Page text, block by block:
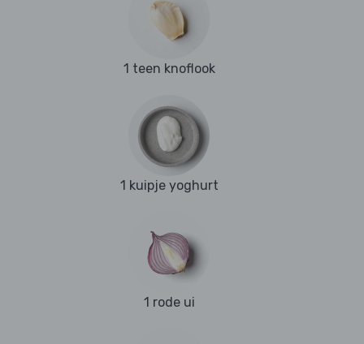
1 teen knoflook
1 kuipje yoghurt
1 rode ui